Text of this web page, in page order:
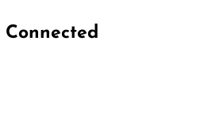
Connected